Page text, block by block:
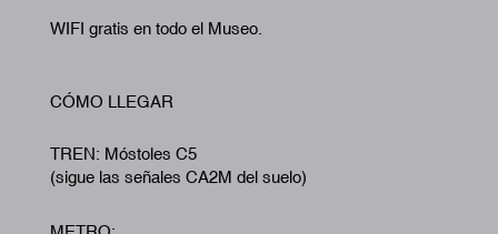
WIFI gratis en todo el Museo.
CÓMO LLEGAR
TREN: Móstoles C5
(sigue las señales CA2M del suelo)